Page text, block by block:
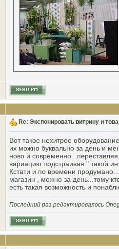
Re: Экспонировать витрину и
Вот такое нехитрое
их можно буквально за день и
ново и
вариацию подстраивая " такой
Кстати и по времени
магазин , можно за день...тому
есть такая возможность и
Последний раз редактировалось